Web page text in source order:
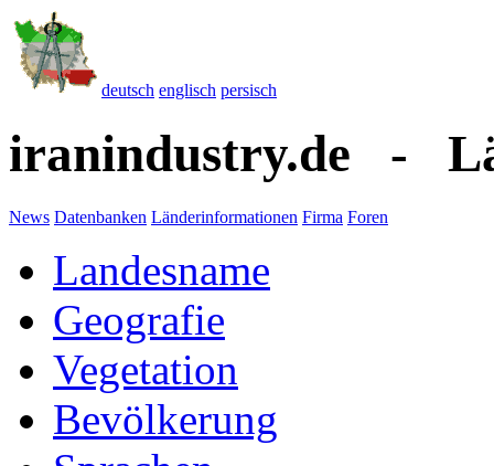
deutsch englisch persisch
iranindustry.de -
News Datenbanken Länderinformationen Firma Foren
Landesname
Geografie
Vegetation
Bevölkerung